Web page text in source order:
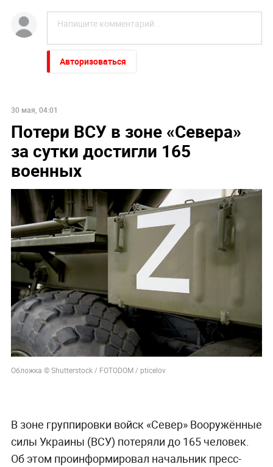
Авторизоваться
30 мая, 04:01
Потери ВСУ в зоне «Севера»
за сутки достигли 165
военных
Обложка © Shutterstock / FOTODOM / pticelov
В зоне группировки войск «Север» Вооружённые
силы Украины (ВСУ) потеряли до 165 человек.
Об этом проинформировал начальник пресс-